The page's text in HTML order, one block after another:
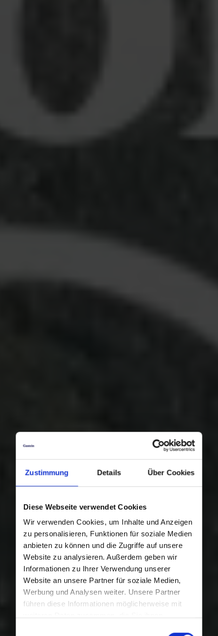
Zustimmung Details Über Cookies
Diese Webseite verwendet Cookies
Wir verwenden Cookies, um Inhalte und Anzeigen
zu personalisieren, Funktionen für soziale Medien
anbieten zu können und die Zugriffe auf unsere
Website zu analysieren. Außerdem geben wir
Informationen zu Ihrer Verwendung unserer
Website an unsere Partner für soziale Medien,
Werbung und Analysen weiter. Unsere Partner
führen diese Informationen möglicherweise mit